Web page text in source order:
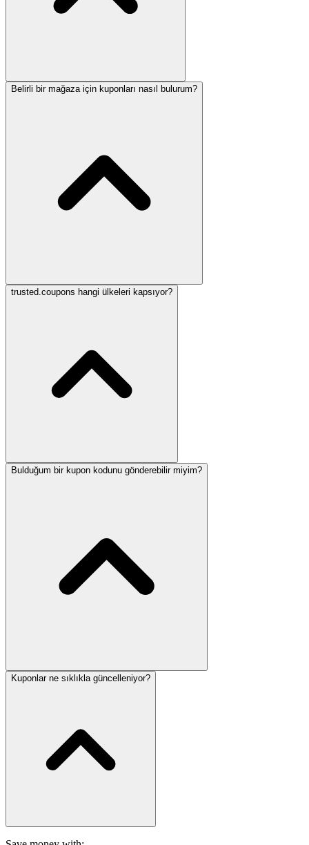
Belirli bir mağaza için kuponları nasıl bulurum?
trusted.coupons hangi ülkeleri kapsıyor?
Bulduğum bir kupon kodunu gönderebilir miyim?
Kuponlar ne sıklıkla güncelleniyor?